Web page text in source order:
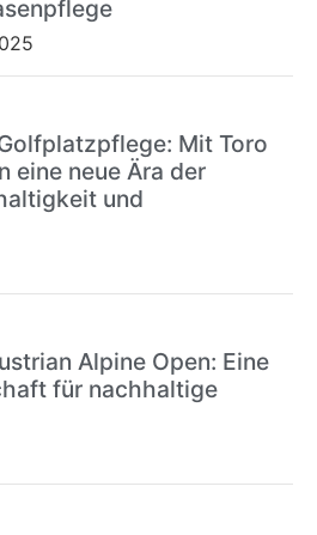
Mit Toro
eine neue Ära der
und
Alpine Open: Eine
für nachhaltige